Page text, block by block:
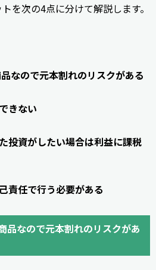
を次の4点に分けて解説します。
なので元本割れのリスクがある
きない
投資がしたい場合は利益に課税
責任で行う必要がある
品なので元本割れのリスクがあ